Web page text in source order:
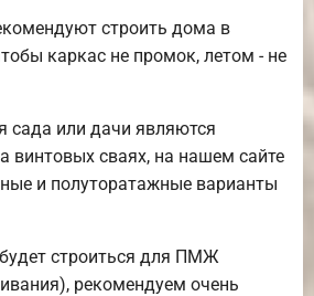
строить дома в
каркас не промок, летом - не
или дачи являются
винтовых сваях, на нашем сайте
и полуторатажные варианты
строиться для ПМЖ
рекомендуем очень